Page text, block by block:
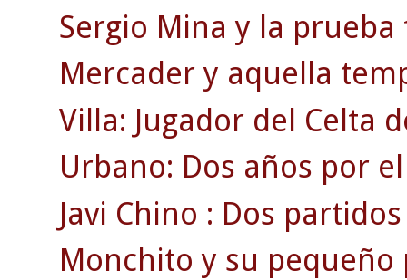
Sergio Mina y la
Mercader y aquella
Villa: Jugador del Celta
Urbano: Dos años por
Javi Chino : Dos
Monchito y su pequeño